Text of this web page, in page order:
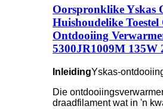
Oorspronklike Yskas
Huishoudelike Toestel
Ontdooiing
5300JR1009M 135W
InleidingYskas-
Die
draadfilament wat in 'n